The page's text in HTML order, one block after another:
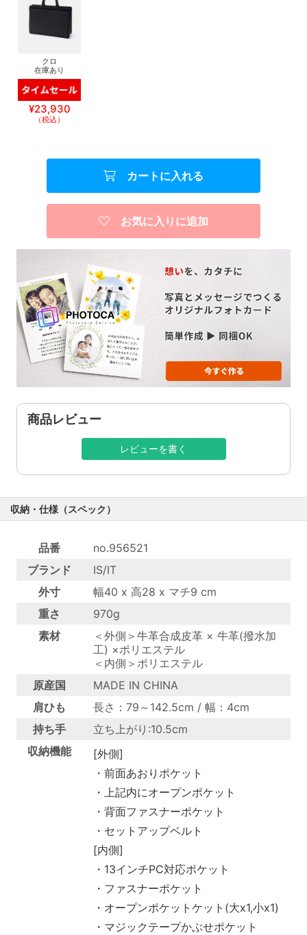
クロ
在庫あり
¥23,930
（税込）
カートに入れる
お気に入りに追加
商品レビュー
レビューを書く
収納・仕様（スペック）
品番
no.956521
ブランド
IS/IT
外寸
幅40 x 高28 x マチ9 cm
重さ
970g
素材
＜外側＞牛革合成皮革 × 牛革(撥水加
工) ×ポリエステル
＜内側＞ポリエステル
原産国
MADE IN CHINA
肩ひも
長さ：79～142.5cm / 幅：4cm
持ち手
立ち上がり:10.5cm
収納機能
[外側]
・前面あおりポケット
・上記内にオープンポケット
・背面ファスナーポケット
・セットアップベルト
[内側]
・13インチPC対応ポケット
・ファスナーポケット
・オープンポケットケット(大x1,小x1)
・マジックテープかぶせポケット